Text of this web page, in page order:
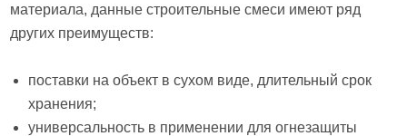
материала, данные строительные смеси имеют ряд
других преимуществ:
поставки на объект в сухом виде, длительный срок
хранения;
универсальность в применении для огнезащиты